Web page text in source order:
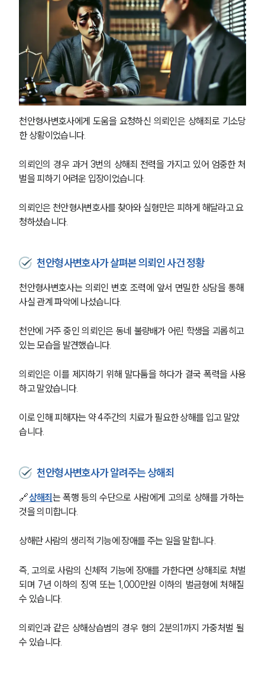
천안형사변호사에게 도움을 요청하신 의뢰인은 상해죄로 기소당
한 상황이었습니다.
의뢰인의 경우 과거 3번의 상해죄 전력을 가지고 있어 엄중한 처
벌을 피하기 어려운 입장이었습니다.
의뢰인은 천안형사변호사를 찾아와 실형만은 피하게 해달라고 요
청하셨습니다.
천안형사변호사가 살펴본 의뢰인 사건 정황
천안형사변호사는 의뢰인 변호 조력에 앞서 면밀한 상담을 통해
사실 관계 파악에 나섰습니다.
천안에 거주 중인 의뢰인은 동네 불량배가 어린 학생을 괴롭히고
있는 모습을 발견했습니다.
의뢰인은 이를 제지하기 위해 말다툼을 하다가 결국 폭력을 사용
하고 말았습니다.
이로 인해 피해자는 약 4주간의 치료가 필요한 상해를 입고 말았
습니다.
천안형사변호사가 알려주는 상해죄
🔗상해죄 는 폭행 등의 수단으로 사람에게 고의로 상해를 가하는
것을 의미합니다.
상해란 사람의 생리적 기능에 장애를 주는 일을 말합니다.
즉, 고의로 사람의 신체적 기능에 장애를 가한다면 상해죄로 처벌
되며 7년 이하의 징역 또는 1,000만원 이하의 벌금형에 처해질
수 있습니다.
의뢰인과 같은 상해상습범의 경우 형의 2분의1까지 가중처벌 될
수 있습니다.